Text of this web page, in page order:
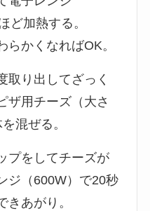
ど加熱する。
かくなればOK。
取り出してざっく
ザ用チーズ（大さ
混ぜる。
プをしてチーズが
ジ（600W）で20秒
きあがり。